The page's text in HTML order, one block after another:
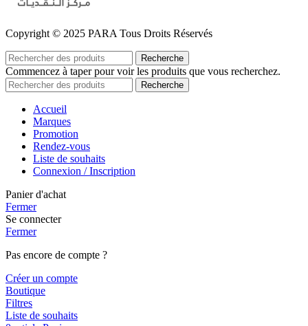
Copyright © 2025 PARA Tous Droits Réservés
Recherche
Commencez à taper pour voir les produits que vous recherchez.
Recherche
Accueil
Marques
Promotion
Rendez-vous
Liste de souhaits
Connexion / Inscription
Panier d'achat
Fermer
Se connecter
Fermer
Pas encore de compte ?
Créer un compte
Boutique
Filtres
Liste de souhaits